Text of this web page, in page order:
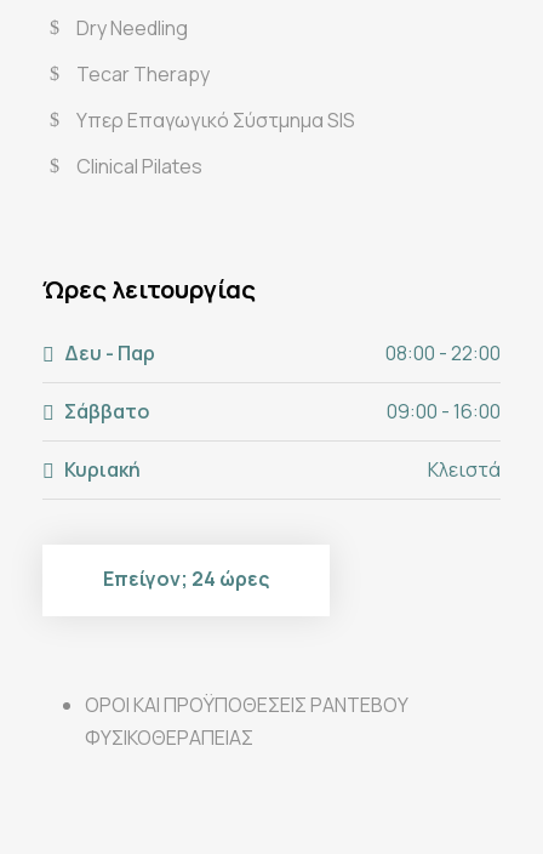
Dry Needling
Tecar Therapy
Υπερ Επαγωγικό Σύστμημα SIS
Clinical Pilates
Ώρες λειτουργίας
Δευ - Παρ 08:00 - 22:00
Σάββατο 09:00 - 16:00
Κυριακή Κλειστά
Επείγον; 24 ώρες
ΟΡΟΙ ΚΑΙ ΠΡΟΫΠΟΘΕΣΕΙΣ ΡΑΝΤΕΒΟΥ
ΦΥΣΙΚΟΘΕΡΑΠΕΙΑΣ